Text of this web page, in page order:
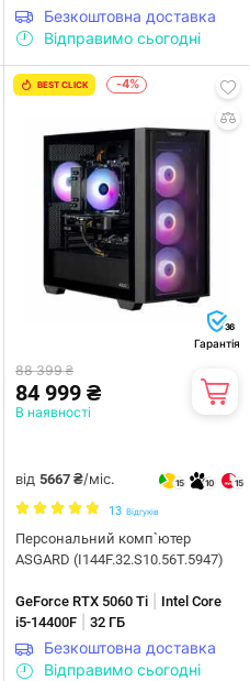
Безкоштовна доставка
Відправимо сьогодні
BEST CLICK -4%
36
Гарантія
88 399 ₴
84 999 ₴
В наявності
від 5667 ₴/міс. 15 10 15
13 Відгуків
Персональний комп`ютер
ASGARD (I144F.32.S10.56T.5947)
GeForce RTX 5060 Ti
Intel Core
i5-14400F
32 ГБ
Безкоштовна доставка
Відправимо сьогодні